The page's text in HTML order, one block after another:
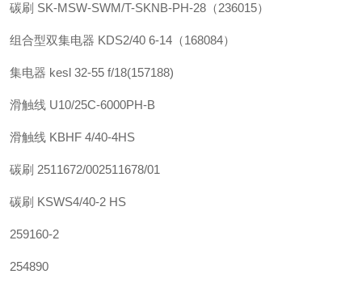
碳刷 SK-MSW-SWM/T-SKNB-PH-28（236015）
组合型双集电器 KDS2/40 6-14（168084）
集电器 kesl 32-55 f/18(157188)
滑触线 U10/25C-6000PH-B
滑触线 KBHF 4/40-4HS
碳刷 2511672/002511678/01
碳刷 KSWS4/40-2 HS
259160-2
254890